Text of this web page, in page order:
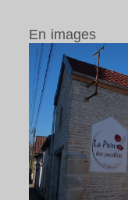
En images